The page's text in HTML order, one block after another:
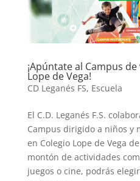
¡Apúntate al Campus
Lope de Vega!
CD Leganés FS, Escuela
El C.D. Leganés F.S.
Campus dirigido a niños y
en Colegio Lope de Vega
montón de actividades
juegos o cine, podrás